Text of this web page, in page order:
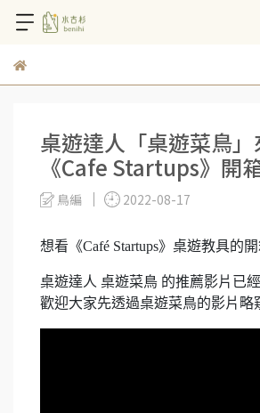
桌遊達人「桌遊菜鳥
《Cafe Startups》開
鳥編 2022-08-17
想看《Café Startups》桌遊教具的
桌遊達人 桌遊菜鳥 的推薦影片已
歡迎大家先透過桌遊菜鳥的影片略